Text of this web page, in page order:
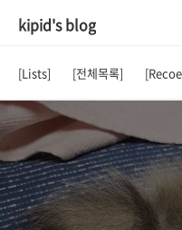
kipid's blog
[Lists] [전체목록]